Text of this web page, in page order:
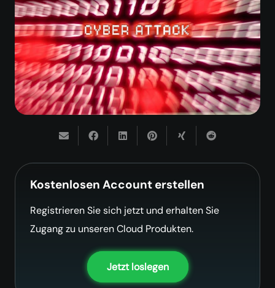
Kostenlosen Account erstellen
Registrieren Sie sich jetzt und erhalten Sie
Zugang zu unseren Cloud Produkten.
Jetzt loslegen